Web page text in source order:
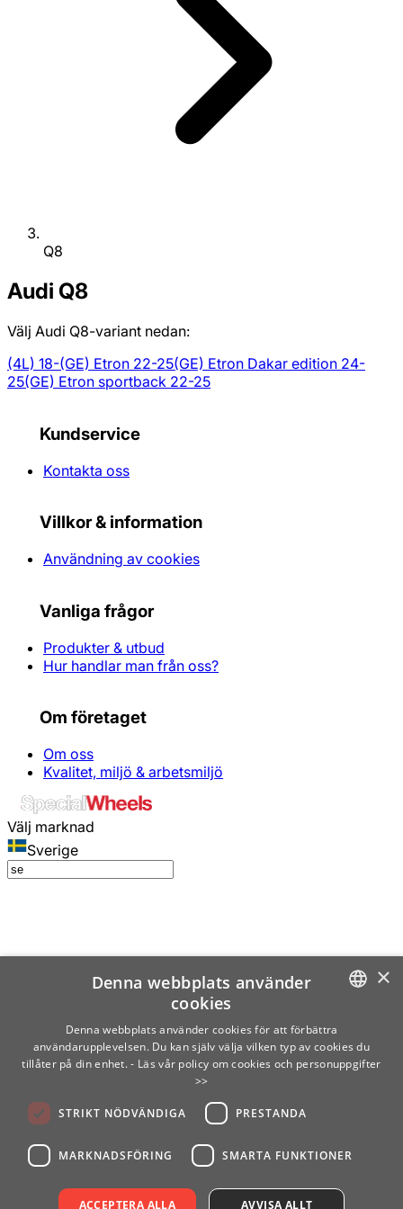
Q8
Audi Q8
Välj Audi Q8-variant nedan:
(4L) 18-(GE) Etron 22-25(GE) Etron Dakar edition 24-
25(GE) Etron sportback 22-25
Kundservice
Kontakta oss
Villkor & information
Användning av cookies
Vanliga frågor
Produkter & utbud
Hur handlar man från oss?
Om företaget
Om oss
Kvalitet, miljö & arbetsmiljö
Välj marknad
Sverige
SWEDISH
×
Denna webbplats använder
cookies
Denna webbplats använder cookies för att förbättra
användarupplevelsen. Du kan själv välja vilken typ av cookies du
tillåter på din enhet. - Läs vår policy om cookies och personuppgifter
>>
STRIKT NÖDVÄNDIGA PRESTANDA
MARKNADSFÖRING SMARTA FUNKTIONER
ACCEPTERA ALLA AVVISA ALLT